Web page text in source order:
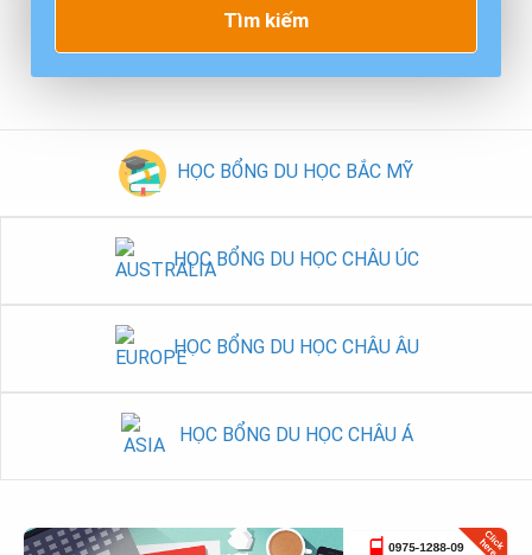
Tìm kiếm
HỌC BỔNG DU HỌC BẮC MỸ
HỌC BỔNG DU HỌC CHÂU ÚC
HỌC BỔNG DU HỌC CHÂU ÂU
HỌC BỔNG DU HỌC CHÂU Á